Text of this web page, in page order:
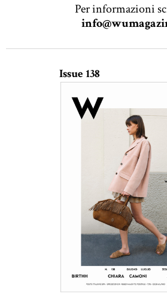
Per informazioni
Issue 138